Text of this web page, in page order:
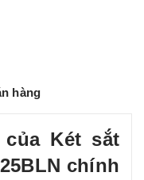
hàng
Két sắt
chính